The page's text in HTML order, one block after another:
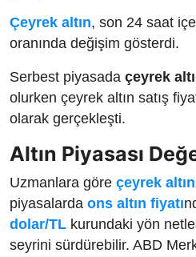
Çeyrek altın, son 24 saat
oranında değişim gösterdi.
Serbest piyasada çeyrek
olurken çeyrek altın satış
olarak gerçekleşti.
Altın Piyasası
Uzmanlara göre çeyrek
piyasalarda ons altın fiyatı
dolar/TL kurundaki yön
seyrini sürdürebilir. ABD